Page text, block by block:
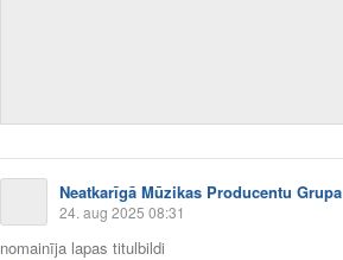
Neatkarīgā Mūzikas Producentu Grupa
24. aug 2025 08:31
nomainīja lapas titulbildi